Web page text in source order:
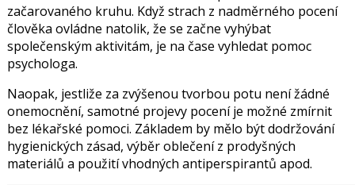
začarovaného kruhu. Když strach z nadměrného pocení
člověka ovládne natolik, že se začne vyhýbat
společenským aktivitám, je na čase vyhledat pomoc
psychologa.
Naopak, jestliže za zvýšenou tvorbou potu není žádné
onemocnění, samotné projevy pocení je možné zmírnit
bez lékařské pomoci. Základem by mělo být dodržování
hygienických zásad, výběr oblečení z prodyšných
materiálů a použití vhodných antiperspirantů apod.